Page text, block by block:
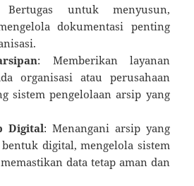
untuk menyusun,
dokumentasi penting
: Memberikan layanan
organisasi atau perusahaan
sistem pengelolaan arsip yang
Digital: Menangani arsip yang
digital, mengelola sistem
data tetap aman dan